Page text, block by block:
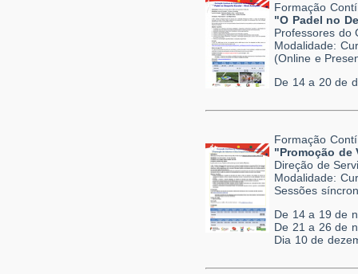
Formação
"O Padel no
Professores do
Modalidade:
(Online e
De 14 a 20 de
Formação
"Promoção de
Direção de
Modalidade:
Sessões
De 14 a 19 de
De 21 a 26 de
Dia 10 de